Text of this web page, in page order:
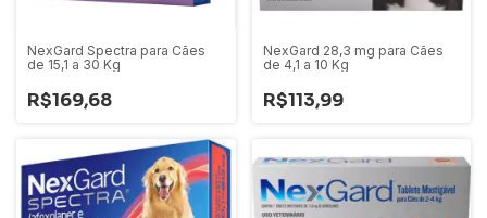
NexGard Spectra para Cães
de 15,1 a 30 Kg
R$169,68
NexGard 28,3 mg para Cães
de 4,1 a 10 Kg
R$113,99